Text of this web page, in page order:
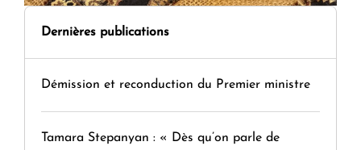
Dernières publications
Démission et reconduction du Premier ministre
Tamara Stepanyan : « Dès qu’on parle de